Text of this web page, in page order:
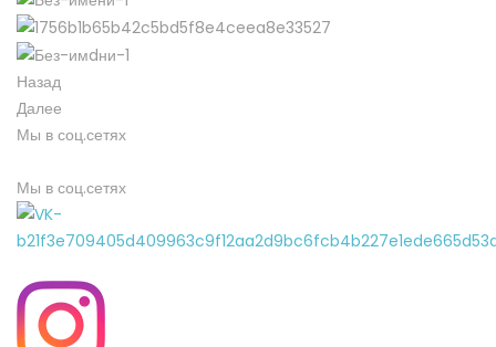
Назад
Далее
Мы в соц.сетях
Мы в соц.сетях